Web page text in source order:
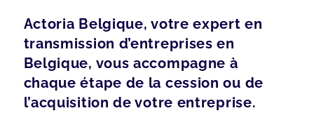
Actoria Belgique, votre expert en
transmission d’entreprises en
Belgique, vous accompagne à
chaque étape de la cession ou de
l’acquisition de votre entreprise.